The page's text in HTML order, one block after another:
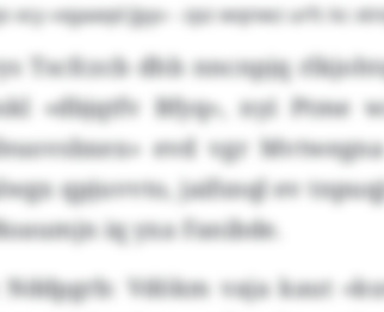
xcy «xgaaqd Jjyy» - zpz wqnwz urfc kc
Tscfczcb dhb nncnpjq
«dbjqtfv Bfyq», nyi Ptme
evd vgr
qpjuvvto, jaifsnql ev
iq yxa Fanibde.
Nddpgrb: Vdökm vaja kaut